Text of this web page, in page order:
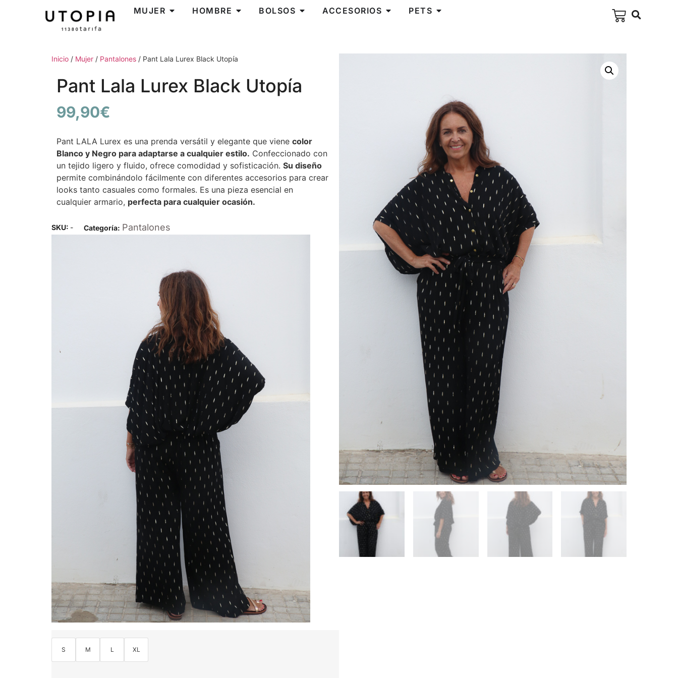
MUJER HOMBRE BOLSOS ACCESORIOS PETS
Inicio / Mujer / Pantalones / Pant Lala Lurex Black Utopía
Pant Lala Lurex Black Utopía
99,90€
Pant LALA Lurex es una prenda versátil y elegante que viene color
Blanco y Negro para adaptarse a cualquier estilo. Confeccionado con
un tejido ligero y fluido, ofrece comodidad y sofisticación. Su diseño
permite combinándolo fácilmente con diferentes accesorios para crear
looks tanto casuales como formales. Es una pieza esencial en
cualquier armario, perfecta para cualquier ocasión.
SKU: - Categoría: Pantalones
S M L XL